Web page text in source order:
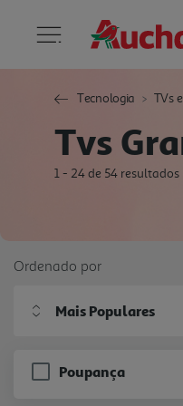
Tecnologia TVs
Tvs
1 - 24 de 54 resultados
Ordenado por
Mais Populares
Poupança